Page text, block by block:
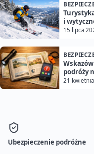
i
15 lipca
podróży
21
Ubezpieczenie podróżne